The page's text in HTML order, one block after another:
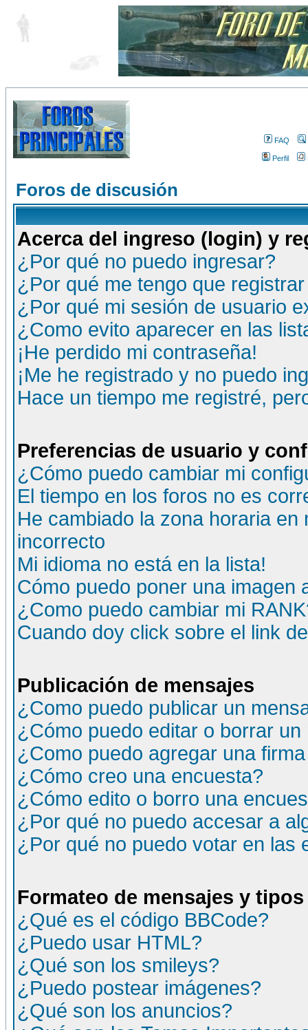
FAQ
Perfil
Foros de discusión
Acerca del ingreso (login) y
¿Por qué no puedo ingresar?
¿Por qué me tengo que
¿Por qué mi sesión de usuario
¿Como evito aparecer en las
¡He perdido mi contraseña!
¡Me he registrado y no puedo
Hace un tiempo me registré,
Preferencias de usuario y
¿Cómo puedo cambiar mi
El tiempo en los foros no es
He cambiado la zona horaria
incorrecto
Mi idioma no está en la lista!
Cómo puedo poner una imagen
¿Como puedo cambiar mi
Cuando doy click sobre el link
Publicación de mensajes
¿Como puedo publicar un
¿Cómo puedo editar o borrar un
¿Como puedo agregar una
¿Cómo creo una encuesta?
¿Cómo edito o borro una
¿Por qué no puedo accesar a
¿Por qué no puedo votar en las
Formateo de mensajes y
¿Qué es el código BBCode?
¿Puedo usar HTML?
¿Qué son los smileys?
¿Puedo postear imágenes?
¿Qué son los anuncios?